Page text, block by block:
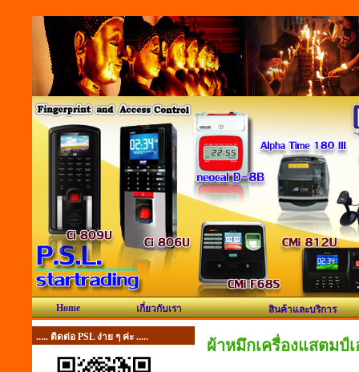
Home เกี่ยวกับเรา สินค้าและบริการ
..... ติดต่อ PSL ง่าย ๆ ค่ะ ..... ผ้าหมึกเครื่องแสตมป์เ